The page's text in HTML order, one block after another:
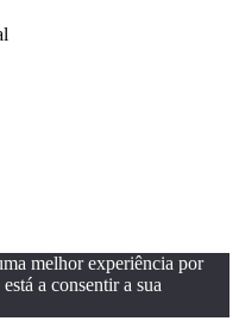
melhor experiência por
a consentir a sua